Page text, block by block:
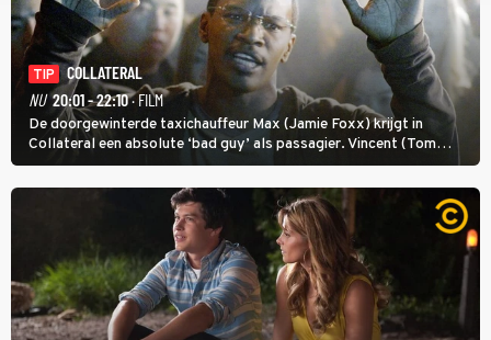
TIP
COLLATERAL
NU 20:01 - 22:10· FILM
De doorgewinterde taxichauffeur Max (Jamie Foxx) krijgt in
Collateral een absolute ‘bad guy’ als passagier. Vincent (Tom
Cruise) heeft hem nodig om hem de stad door te loodsen om een
wel heel lugubere reden.